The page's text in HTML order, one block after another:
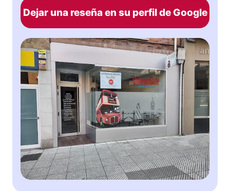
Dejar una reseña en su perfil de Google